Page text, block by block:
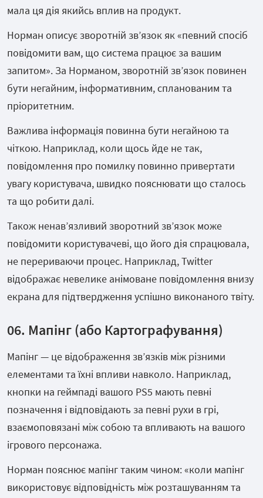
мала ця дія якийсь вплив на продукт.
Норман описує зворотній зв’язок як «певний спосіб
повідомити вам, що система працює за вашим
запитом». За Норманом, зворотній зв’язок повинен
бути негайним, інформативним, спланованим та
пріоритетним.
Важлива інформація повинна бути негайною та
чіткою. Наприклад, коли щось йде не так,
повідомлення про помилку повинно привертати
увагу користувача, швидко пояснювати що сталось
та що робити далі.
Також ненав’язливий зворотний зв’язок може
повідомити користувачеві, що його дія спрацювала,
не перериваючи процес. Наприклад, Twitter
відображає невелике анімоване повідомлення внизу
екрана для підтвердження успішно виконаного твіту.
06. Мапінг (або Картографування)
Мапінг — це відображення зв’язків між різними
елементами та їхні впливи навколо. Наприклад,
кнопки на геймпаді вашого PS5 мають певні
позначення і відповідають за певні рухи в грі,
взаємоповязані між собою та впливають на вашого
ігрового персонажа.
Норман пояснює мапінг таким чином: «коли мапінг
використовує відповідність між розташуванням та